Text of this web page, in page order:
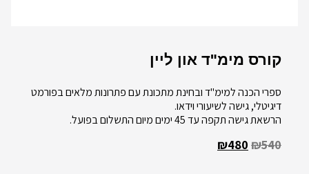
קורס מימ"ד און ליין
ספרי הכנה למימ"ד ובחינת מתכונת עם פתרונות מלאים בפורמט
דיגיטלי, גישה לשיעורי וידאו.
הרשאת גישה תקפה עד 45 ימים מיום התשלום בפועל.
₪540
₪480